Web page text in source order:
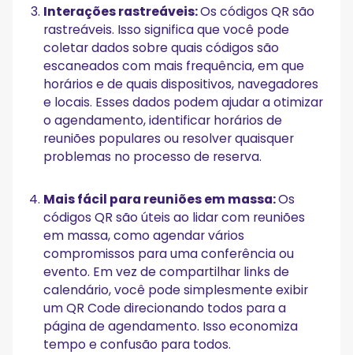
Interações rastreáveis:Os códigos QR são
rastreáveis. Isso significa que você pode
coletar dados sobre quais códigos são
escaneados com mais frequência, em que
horários e de quais dispositivos, navegadores
e locais. Esses dados podem ajudar a otimizar
o agendamento, identificar horários de
reuniões populares ou resolver quaisquer
problemas no processo de reserva.
Mais fácil para reuniões em massa:Os
códigos QR são úteis ao lidar com reuniões
em massa, como agendar vários
compromissos para uma conferência ou
evento. Em vez de compartilhar links de
calendário, você pode simplesmente exibir
um QR Code direcionando todos para a
página de agendamento. Isso economiza
tempo e confusão para todos.